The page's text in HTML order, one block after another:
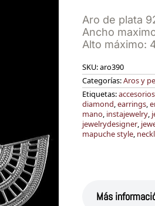
Aro de plata
Ancho
Alto máximo:
SKU:aro390
Categorías:Aros y
Etiquetas:accesorios
diamond,earrings,
mano, instajewelry,
jewelrydesigner,
mapuche style,
Más